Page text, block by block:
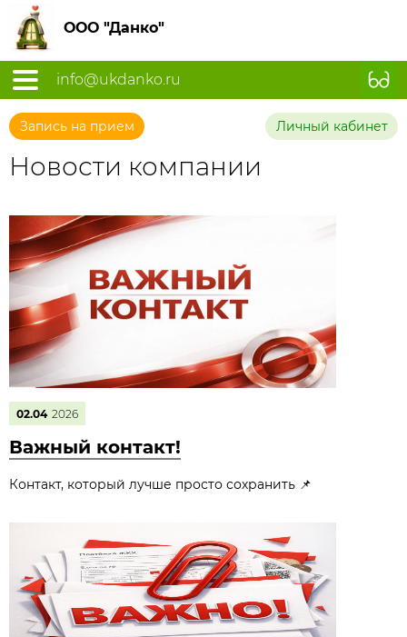
ООО "Данко"
info@ukdanko.ru
Запись на прием Личный кабинет
Новости компании
02.04 2026
Важный контакт!
Контакт, который лучше просто сохранить 📌